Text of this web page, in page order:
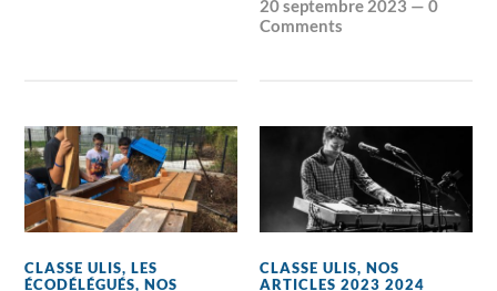
20 septembre 2023 —0
Comments
CLASSE ULIS,LES
ÉCODÉLÉGUÉS,NOS
CLASSE ULIS,NOS
ARTICLES 2023 2024